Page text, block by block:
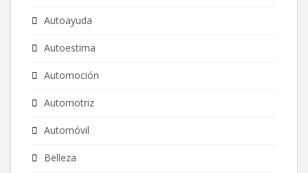
Autoayuda
Autoestima
Automoción
Automotriz
Automóvil
Belleza